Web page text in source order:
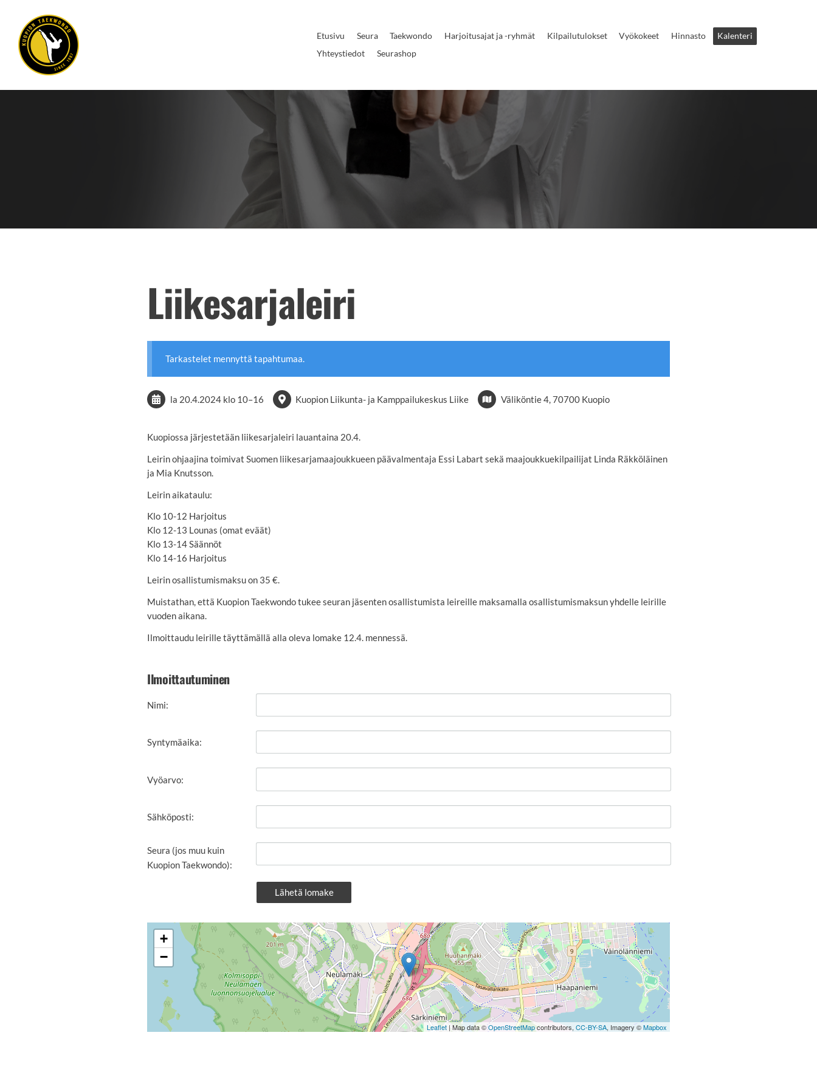
sivun
sisältöön
Kuopion Taekwondo ry
Etusivu Seura Taekwondo Harjoitusajat ja -ryhmät Kilpailutulokset Vyökokeet Hinnasto
Kalenteri
Yhteystiedot
Seurashop
Liikesarjaleiri
Tarkastelet mennyttä tapahtumaa.
la 20.4.2024 klo 10–16 Kuopion Liikunta- ja Kamppailukeskus Liike Väliköntie 4, 70700 Kuopio
Kuopiossa järjestetään liikesarjaleiri lauantaina 20.4.
Leirin ohjaajina toimivat Suomen liikesarjamaajoukkueen päävalmentaja Essi Labart sekä maajoukkuekilpailijat Linda Räkköläinen
ja Mia Knutsson.
Leirin aikataulu:
Klo 10-12 Harjoitus
Klo 12-13 Lounas (omat eväät)
Klo 13-14 Säännöt
Klo 14-16 Harjoitus
Leirin osallistumismaksu on 35 €.
Muistathan, että Kuopion Taekwondo tukee seuran jäsenten osallistumista leireille maksamalla osallistumismaksun yhdelle leirille
vuoden aikana.
Ilmoittaudu leirille täyttämällä alla oleva lomake 12.4. mennessä.
Ilmoittautuminen
Nimi:
Syntymäaika:
Vyöarvo:
Sähköposti:
Seura (jos muu kuin
Kuopion Taekwondo):
Lähetä lomake
+
−
Leaflet | Map data ©OpenStreetMapcontributors, CC-BY-SA, Imagery ©Mapbox